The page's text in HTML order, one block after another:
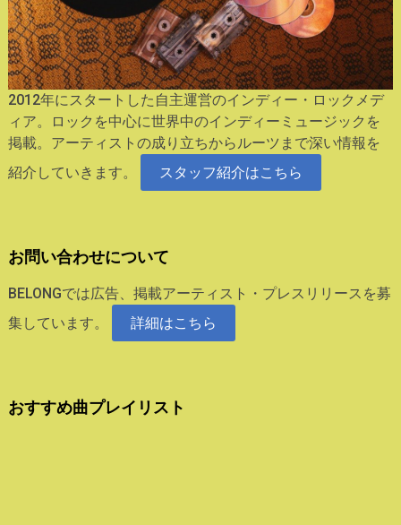
2012年にスタートした自主運営のインディー・ロックメデ
ィア。ロックを中心に世界中のインディーミュージックを
掲載。アーティストの成り立ちからルーツまで深い情報を
紹介していきます。
スタッフ紹介はこちら
お問い合わせについて
BELONGでは広告、掲載アーティスト・プレスリリースを募
集しています。
詳細はこちら
おすすめ曲プレイリスト